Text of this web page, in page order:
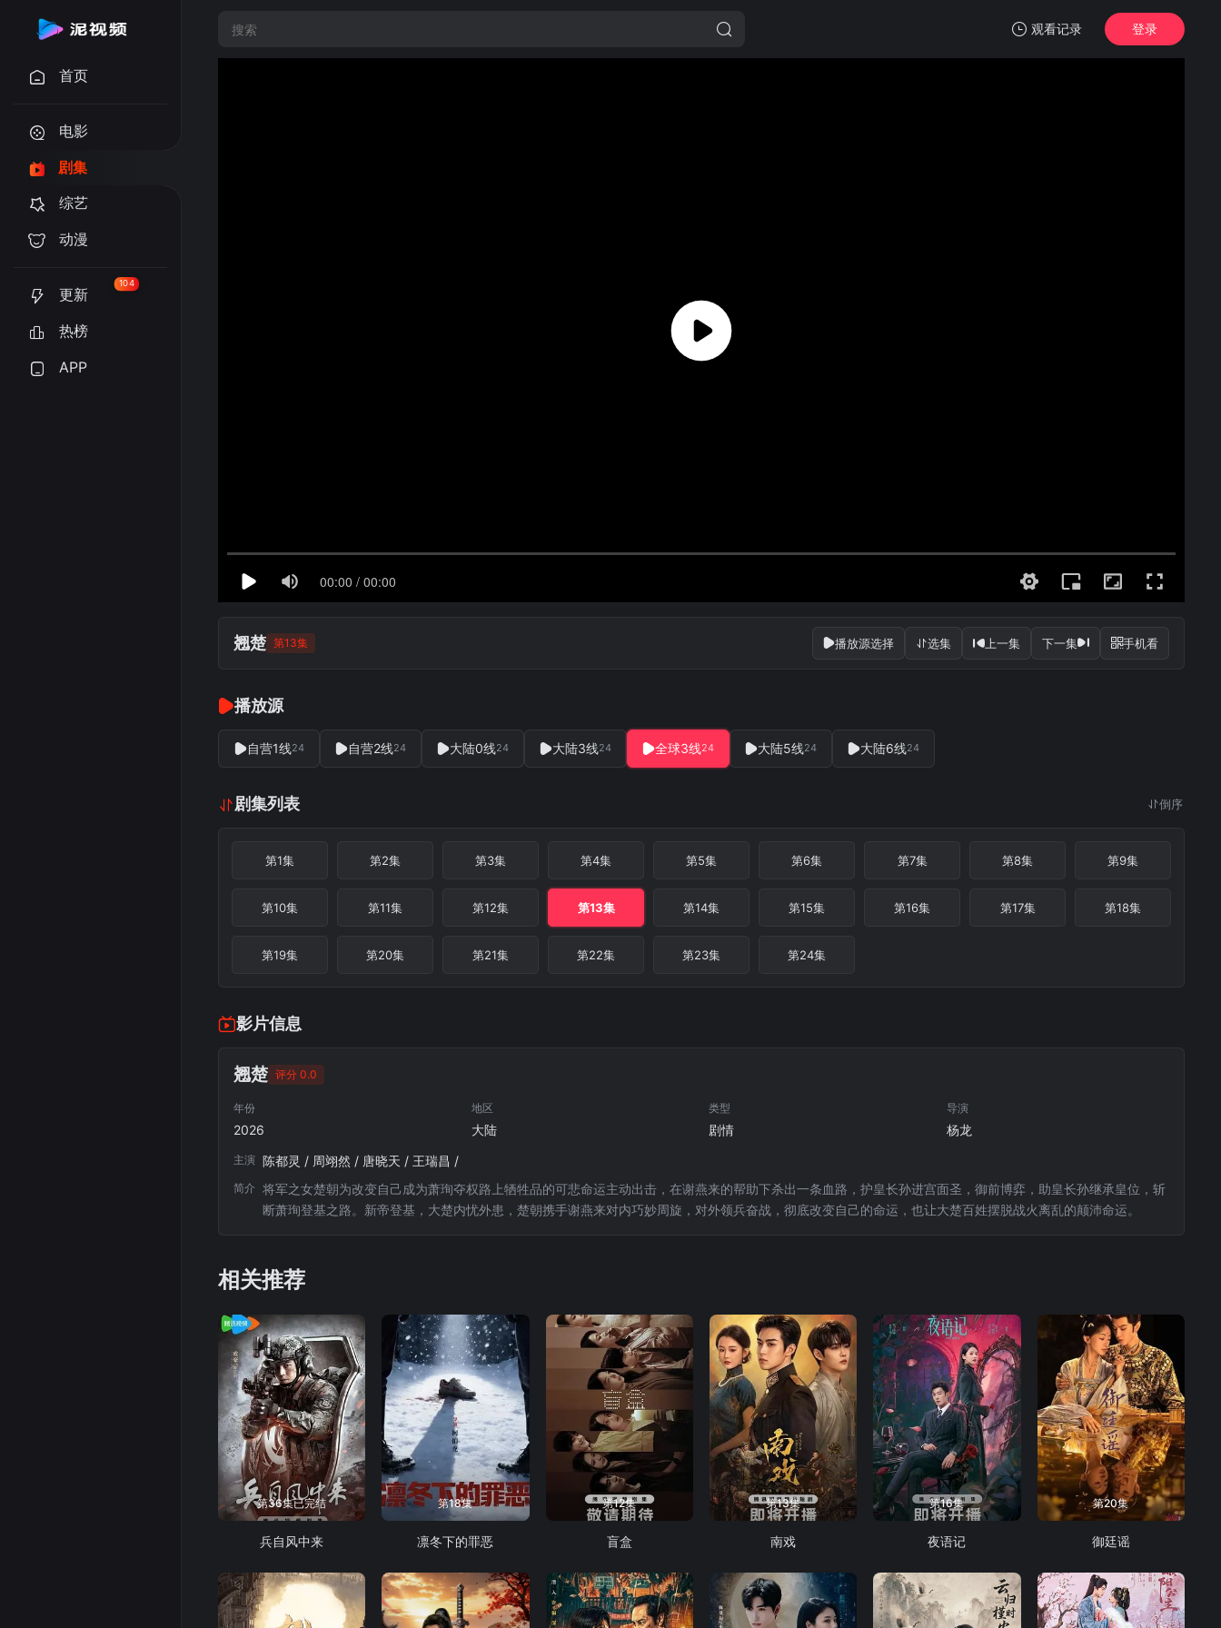
观看记录 登录
首页
电影
剧集
综艺
动漫
更新
104
热榜
APP
翘楚 第13集 播放源选择 选集 上一集 下一集 手机看
播放源
自营1线24 自营2线24 大陆0线24 大陆3线24 全球3线24 大陆5线24 大陆6线24
剧集列表 倒序
第1集 第2集 第3集 第4集 第5集 第6集 第7集 第8集 第9集
第10集 第11集 第12集 第13集 第14集 第15集 第16集 第17集 第18集
第19集 第20集 第21集 第22集 第23集 第24集
影片信息
翘楚 评分 0.0
年份
2026
地区
大陆
类型
剧情
导演
杨龙
主演 陈都灵 / 周翊然 / 唐晓天 / 王瑞昌 /
简介 将军之女楚朝为改变自己成为萧珣夺权路上牺牲品的可悲命运主动出击，在谢燕来的帮助下杀出一条血路，护皇长孙进宫面圣，御前博弈，助皇长孙继承皇位，斩
断萧珣登基之路。新帝登基，大楚内忧外患，楚朝携手谢燕来对内巧妙周旋，对外领兵奋战，彻底改变自己的命运，也让大楚百姓摆脱战火离乱的颠沛命运。
相关推荐
第36集已完结
兵自风中来
第18集
凛冬下的罪恶
第12集
盲盒
第13集
南戏
第16集
夜语记
第20集
御廷谣